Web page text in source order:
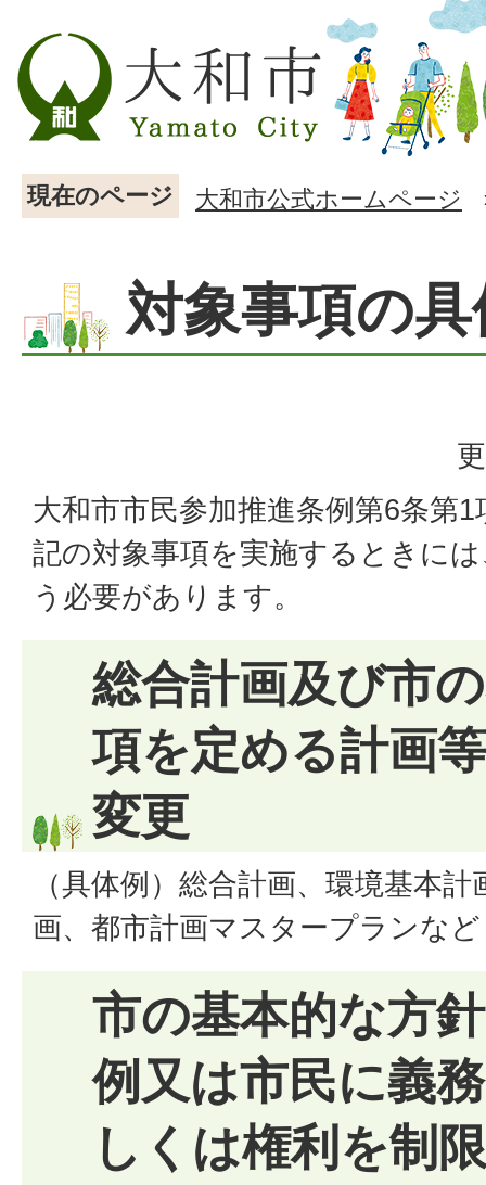
現在のページ 大和市公式ホームページ
対象事項の
大和市市民参加推進条例第6条第
記の対象事項を実施するときに
う必要があります。
総合計画及び市
項を定める計画
変更
（具体例）総合計画、環境基本
画、都市計画マスタープランなど
市の基本的な方
例又は市民に義
しくは権利を制